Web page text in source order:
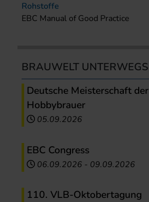
Rohstoffe
EBC Manual of Good Practice
BRAUWELT UNTERWEGS
Deutsche Meisterschaft der
Hobbybrauer
05.09.2026
EBC Congress
06.09.2026 - 09.09.2026
110. VLB-Oktobertagung